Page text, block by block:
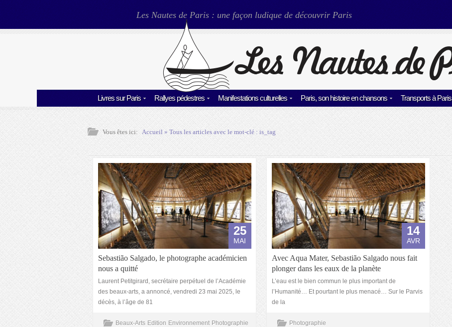
Les Nautes de Paris : une façon ludique de découvrir Paris
Livres sur Paris Rallyes pédestres Manifestations culturelles Paris, son histoire en chansons Transports à Paris
Vous êtes ici: Accueil» Tous les articles avec le mot-clé :is_tag
25
MAI
Sebastião Salgado, le photographe académicien
nous a quitté
Laurent Petitgirard, secrétaire perpétuel de l’Académie
des beaux-arts, a annoncé, vendredi 23 mai 2025, le
décès, à l’âge de 81
Beaux-Arts Edition Environnement Photographie
14
AVR
Avec Aqua Mater, Sebastião Salgado nous fait
plonger dans les eaux de la planète
L’eau est le bien commun le plus important de
l’Humanité… Et pourtant le plus menacé… Sur le Parvis
de la
Photographie